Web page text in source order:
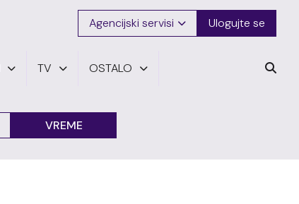
Agencijski servisi Ulogujte se
TV OSTALO
VREME